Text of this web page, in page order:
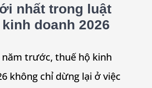
nhất trong luật
doanh 2026
năm trước, thuế hộ kinh
không chỉ dừng lại ở việc